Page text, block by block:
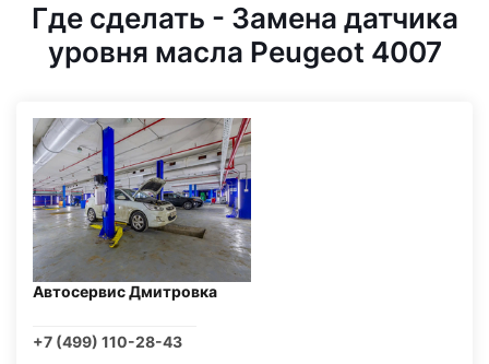
Где сделать - Замена датчика
уровня масла Peugeot 4007
Автосервис Дмитровка
+7 (499) 110-28-43